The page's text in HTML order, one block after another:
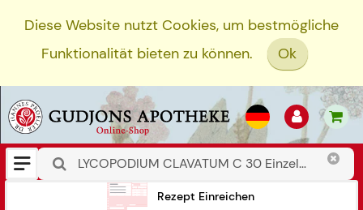
Diese Website nutzt Cookies, um bestmögliche
Funktionalität bieten zu können.
Ok
Rezept Einreichen